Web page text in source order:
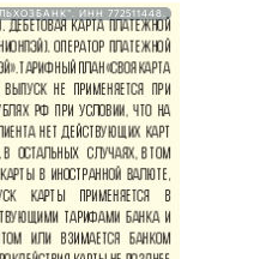
ИНН 772511448.